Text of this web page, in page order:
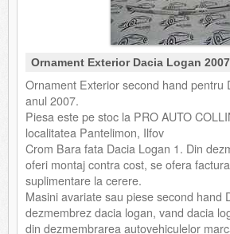
Ornament Exterior Dacia Logan
Ornament Exterior second hand pentru
anul 2007.
Piesa este pe stoc la PRO AUTO
localitatea Pantelimon, Ilfov
Crom Bara fata Dacia Logan 1. Din
oferi montaj contra cost, se ofera
suplimentare la cerere.
Masini avariate sau piese second hand
dezmembrez dacia logan, vand dacia
din dezmembrarea autovehiculelor